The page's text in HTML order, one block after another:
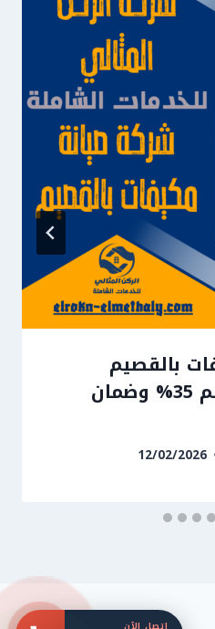
بالقصيم
0502817208 | خصم 35% وضمان
12/02/2026